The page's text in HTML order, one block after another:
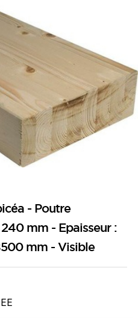
- Poutre
mm - Epaisseur :
mm - Visible